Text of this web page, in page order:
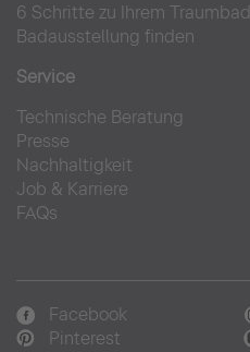
6 Schritte zu Ihrem Traumbad
Badausstellung finden
Service
Technische Beratung
Presse
Nachhaltigkeit
Job & Karriere
FAQs
Facebook
Pinterest